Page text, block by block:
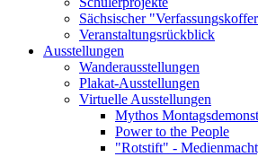
Sächsischer
Veranstaltungsrückblick
Ausstellungen
Wanderausstellungen
Plakat-Ausstellungen
Virtuelle Ausstellungen
Mythos
Power to the People
"Rotstift" -